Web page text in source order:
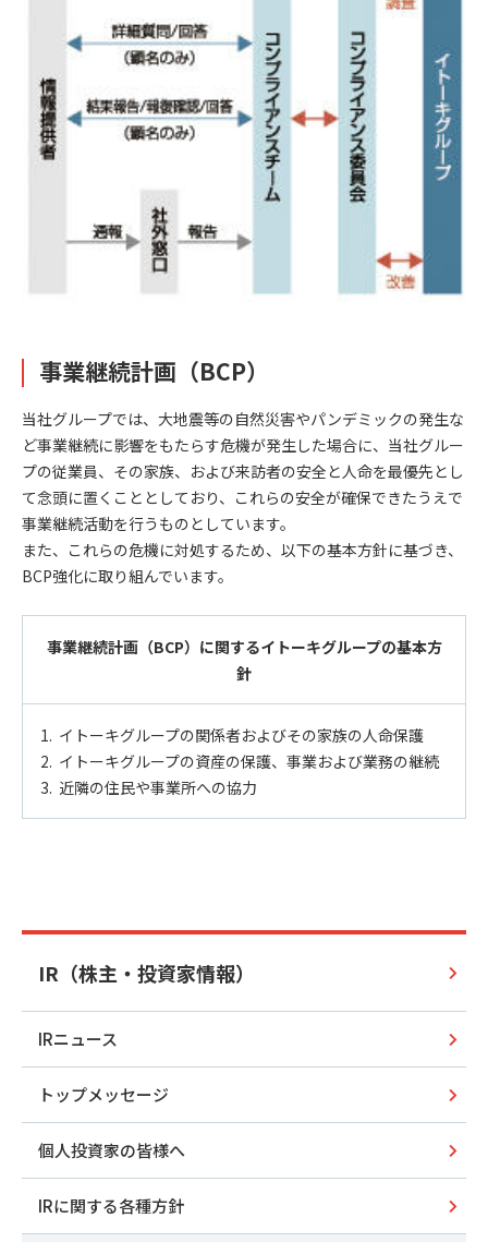
事業継続計画（BCP）
当社グループでは、大地震等の自然災害やパンデミックの発生な
ど事業継続に影響をもたらす危機が発生した場合に、当社グルー
プの従業員、その家族、および来訪者の安全と人命を最優先とし
て念頭に置くこととしており、これらの安全が確保できたうえで
事業継続活動を行うものとしています。
また、これらの危機に対処するため、以下の基本方針に基づき、
BCP強化に取り組んでいます。
事業継続計画（BCP）に関するイトーキグループの基本方
針
1. イトーキグループの関係者およびその家族の人命保護
2. イトーキグループの資産の保護、事業および業務の継続
3. 近隣の住民や事業所への協力
IR（株主・投資家情報）
IRニュース
トップメッセージ
個人投資家の皆様へ
IRに関する各種方針